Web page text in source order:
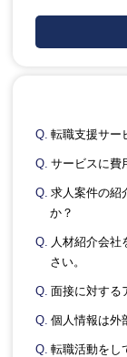
Q. 転職支援サー
Q. サービスに費
Q. 求人案件の紹
か？
Q.
人材紹介会
さい。
Q. 面接に対する
Q. 個人情報は外
Q. 転職活動をし